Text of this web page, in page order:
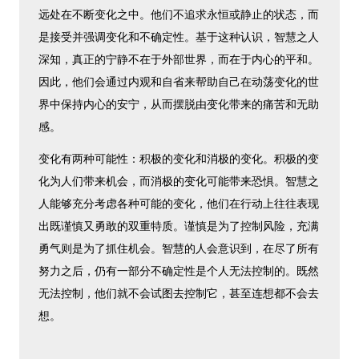
远处在不断变化之中。他们不追求永恒或静止的状态，而
是接受并强调变化和不确定性。基于这种认识，智慧之人
深知，真正的宁静不在于外部世界，而在于内心的平和。
因此，他们会通过内观和自省来帮助自己在动荡变化的世
界中保持内心的安宁，从而摆脱由变化带来的痛苦和无助
感。
变化有两种可能性：积极的变化和消极的变化。积极的变
化为人们带来机会，而消极的变化可能带来恐惧。智慧之
人能够充分考虑各种可能的变化，他们在行动上往往表现
出既谨慎又勇敢的双重特质。谨慎是为了控制风险，充满
勇气则是为了抓住机会。智慧的人会意识到，在尽了所有
努力之后，仍有一部分不确定性是个人无法控制的。既然
无法控制，他们就不会试图去控制它，甚至连想都不会去
想。